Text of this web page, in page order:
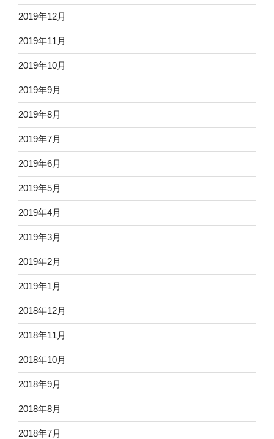
2019年12月
2019年11月
2019年10月
2019年9月
2019年8月
2019年7月
2019年6月
2019年5月
2019年4月
2019年3月
2019年2月
2019年1月
2018年12月
2018年11月
2018年10月
2018年9月
2018年8月
2018年7月